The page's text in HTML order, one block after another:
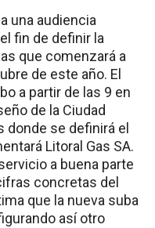
una audiencia
fin de definir la
que comenzará a
de este año. El
a partir de las 9 en
de la Ciudad
donde se definirá el
Litoral Gas SA.
a buena parte
concretas del
que la nueva suba
así otro